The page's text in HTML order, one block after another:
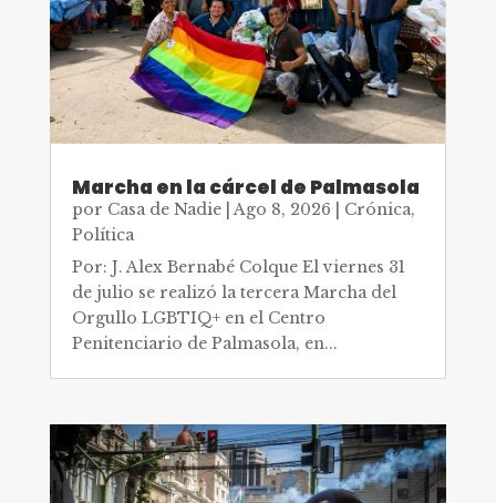
Marcha en la cárcel de Palmasola
por Casa de Nadie|Ago 8, 2026 Crónica,
Política
Por: J. Alex Bernabé Colque El viernes 31
de julio se realizó la tercera Marcha del
Orgullo LGBTIQ+ en el Centro
Penitenciario de Palmasola, en...